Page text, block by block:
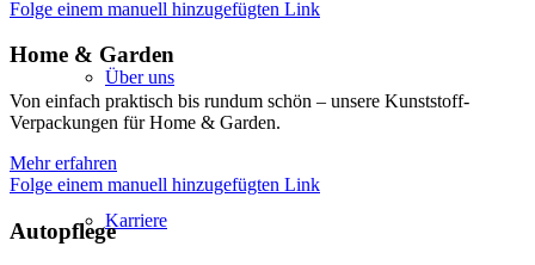
Über uns
Karriere
Folge einem manuell hinzugefügten Link
Home & Garden
Von einfach praktisch bis rundum schön – unsere Kunststoff-
Verpackungen für Home & Garden.
Mehr erfahren
Folge einem manuell hinzugefügten Link
Autopflege